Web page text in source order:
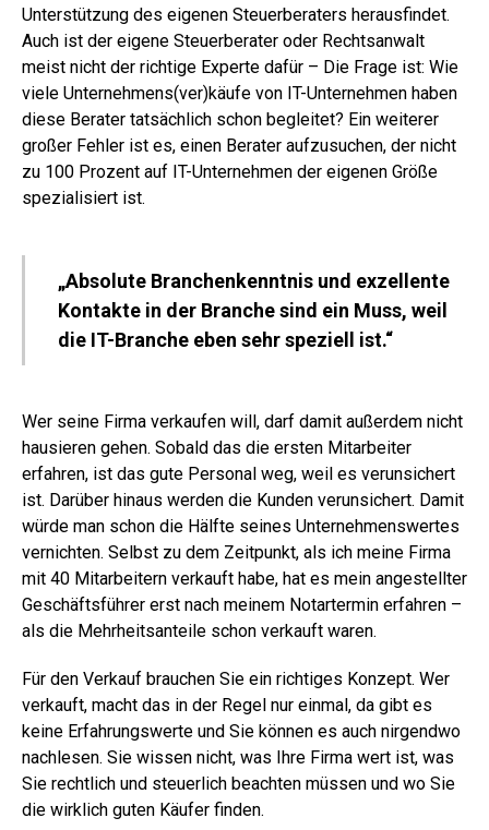
Unterstützung des eigenen Steuerberaters herausfindet.
Auch ist der eigene Steuerberater oder Rechtsanwalt
meist nicht der richtige Experte dafür – Die Frage ist: Wie
viele Unternehmens(ver)käufe von IT-Unternehmen haben
diese Berater tatsächlich schon begleitet? Ein weiterer
großer Fehler ist es, einen Berater aufzusuchen, der nicht
zu 100 Prozent auf IT-Unternehmen der eigenen Größe
spezialisiert ist.
„Absolute Branchenkenntnis und exzellente
Kontakte in der Branche sind ein Muss, weil
die IT-Branche eben sehr speziell ist.“
Wer seine Firma verkaufen will, darf damit außerdem nicht
hausieren gehen. Sobald das die ersten Mitarbeiter
erfahren, ist das gute Personal weg, weil es verunsichert
ist. Darüber hinaus werden die Kunden verunsichert. Damit
würde man schon die Hälfte seines Unternehmenswertes
vernichten. Selbst zu dem Zeitpunkt, als ich meine Firma
mit 40 Mitarbeitern verkauft habe, hat es mein angestellter
Geschäftsführer erst nach meinem Notartermin erfahren –
als die Mehrheitsanteile schon verkauft waren.
Für den Verkauf brauchen Sie ein richtiges Konzept. Wer
verkauft, macht das in der Regel nur einmal, da gibt es
keine Erfahrungswerte und Sie können es auch nirgendwo
nachlesen. Sie wissen nicht, was Ihre Firma wert ist, was
Sie rechtlich und steuerlich beachten müssen und wo Sie
die wirklich guten Käufer finden.